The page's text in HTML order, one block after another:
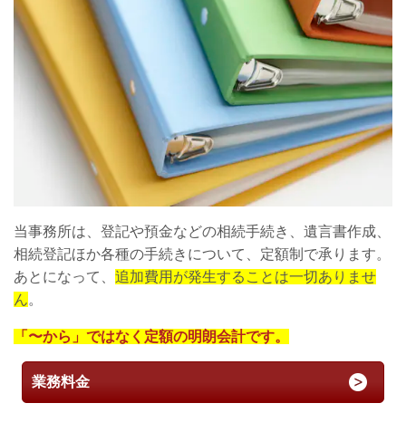
当事務所は、登記や預金などの相続手続き、遺言書作成、
相続登記ほか各種の手続きについて、定額制で承ります。
あとになって、 追加費用が発生することは一切ありませ
ん。
「〜から」ではなく定額の明朗会計です。
業務料金